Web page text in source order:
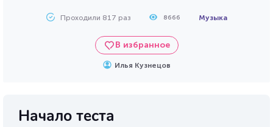
Проходили 817 раз 8666 Музыка
В избранное
Илья Кузнецов
Начало теста